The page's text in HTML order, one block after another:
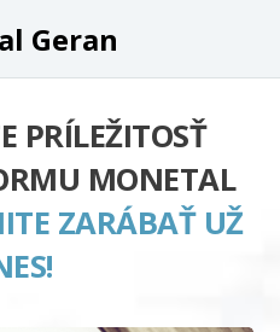
Geran
PRÍLEŽITOSŤ
MONETAL
ZARÁBAŤ UŽ